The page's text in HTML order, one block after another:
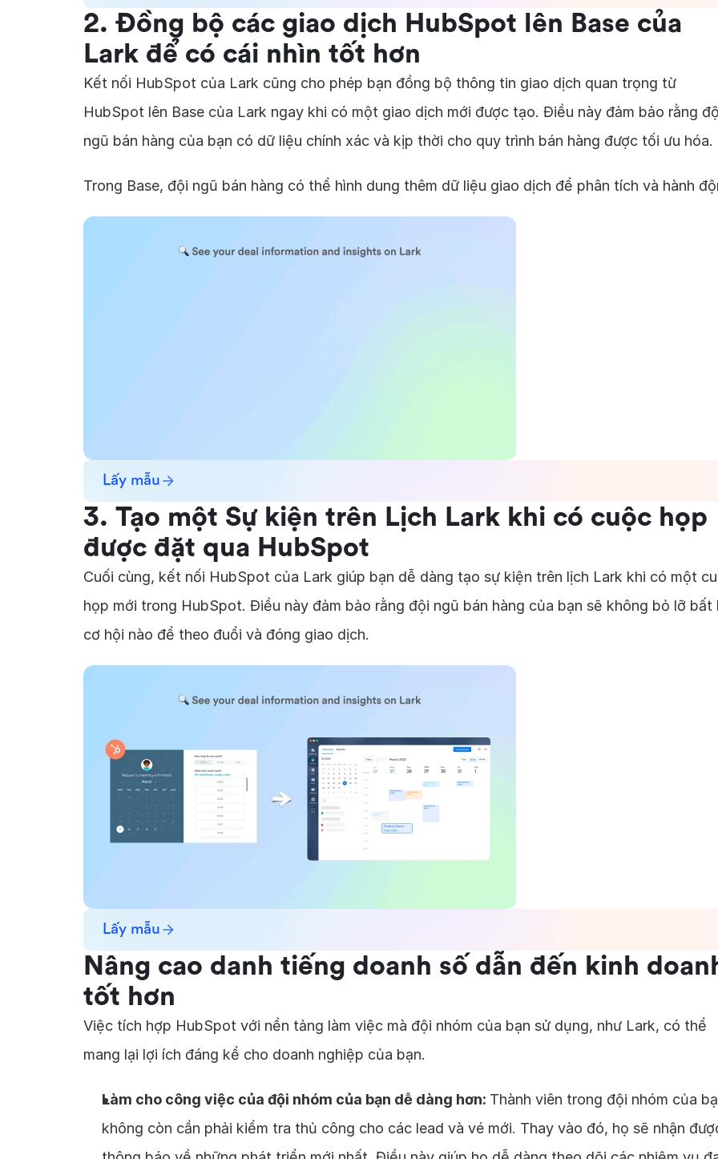
2. Đồng bộ các giao dịch HubSpot lên Base của
Lark để có cái nhìn tốt hơn
Kết nối HubSpot của Lark cũng cho phép bạn đồng bộ thông tin giao dịch quan trọng từ
HubSpot lên Base của Lark ngay khi có một giao dịch mới được tạo. Điều này đảm bảo rằng
ngũ bán hàng của bạn có dữ liệu chính xác và kịp thời cho quy trình bán hàng được tối ưu hóa.
Trong Base, đội ngũ bán hàng có thể hình dung thêm dữ liệu giao dịch để phân tích và hành
Lấy mẫu
3. Tạo một Sự kiện trên Lịch Lark khi có cuộc họp
được đặt qua HubSpot
Cuối cùng, kết nối HubSpot của Lark giúp bạn dễ dàng tạo sự kiện trên lịch Lark khi có một
họp mới trong HubSpot. Điều này đảm bảo rằng đội ngũ bán hàng của bạn sẽ không bỏ lỡ bất
cơ hội nào để theo đuổi và đóng giao dịch.
Lấy mẫu
Nâng cao danh tiếng doanh số dẫn đến kinh
tốt hơn
Việc tích hợp HubSpot với nền tảng làm việc mà đội nhóm của bạn sử dụng, như Lark, có thể
mang lại lợi ích đáng kể cho doanh nghiệp của bạn.
Làm cho công việc của đội nhóm của bạn dễ dàng hơn: Thành viên trong đội nhóm của
không còn cần phải kiểm tra thủ công cho các lead và vé mới. Thay vào đó, họ sẽ nhận